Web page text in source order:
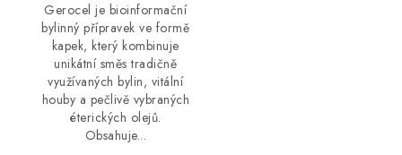
Gerocel je bioinformační
bylinný přípravek ve formě
kapek, který kombinuje
unikátní směs tradičně
využívaných bylin, vitální
houby a pečlivě vybraných
éterických olejů.
Obsahuje...